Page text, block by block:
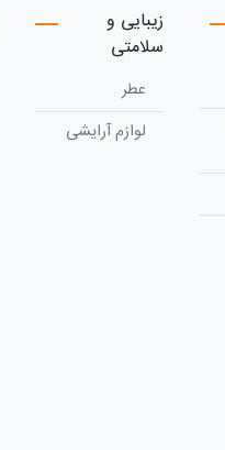
زیبایی و
سلامتی
عطر
لوازم آرایشی